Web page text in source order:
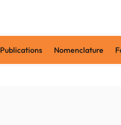
Publications Nomenclature